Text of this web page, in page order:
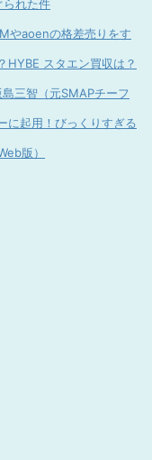
られた件
やaoenの格差売りをす
HYBE スタエン買収は？
三智（元SMAPチーフ
に起用！びっくりすぎる
版）